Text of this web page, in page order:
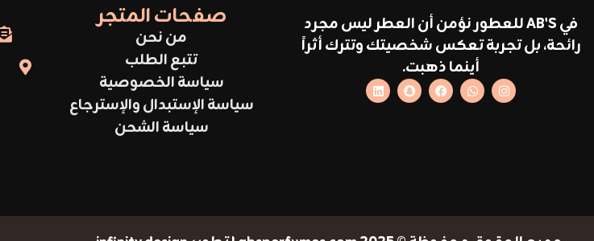
في AB'S للعطور نؤمن أن العطر ليس مجرد
رائحة، بل تجربة تعكس شخصيتك وتترك أثراً
أينما ذهبت.
صفحات المتجر
من نحن
تتبع الطلب
سياسة الخصوصية
سياسة الإستبدال والإسترجاع
سياسة الشحن